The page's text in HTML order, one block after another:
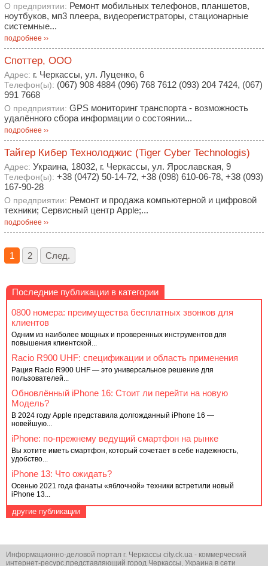
О предприятии: Ремонт мобильных телефонов, планшетов,
ноутбуков, мп3 плеера, видеорегистраторы, стационарные
системные...
подробнее ››
Споттер, ООО
Адрес: г. Черкассы, ул. Луценко, 6
Телефон(ы): (067) 908 4884 (096) 768 7612 (093) 204 7424, (067)
991 7668
О предприятии: GPS мониторинг транспорта - возможность
удалённого сбора информации о состоянии...
подробнее ››
Тайгер Кибер Технолоджис (Tiger Cyber Technologis)
Адрес: Украина, 18032, г. Черкассы, ул. Ярославская, 9
Телефон(ы): +38 (0472) 50-14-72, +38 (098) 610-06-78, +38 (093)
167-90-28
О предприятии: Ремонт и продажа компьютерной и цифровой
техники; Сервисный центр Apple;...
подробнее ››
1 2 След.
Последние публикации в категории
0800 номера: преимущества бесплатных звонков для
клиентов
Одним из наиболее мощных и проверенных инструментов для
повышения клиентской...
Racio R900 UHF: спецификации и область применения
Рация Racio R900 UHF — это универсальное решение для
пользователей...
Обновлённый iPhone 16: Стоит ли перейти на новую
Модель?
В 2024 году Apple представила долгожданный iPhone 16 —
новейшую...
iPhone: по-прежнему ведущий смартфон на рынке
Вы хотите иметь смартфон, который сочетает в себе надежность,
удобство...
iPhone 13: Что ожидать?
Осенью 2021 года фанаты «яблочной» техники встретили новый
iPhone 13...
другие публикации
Информационно-деловой портал г. Черкассы city.ck.ua - коммерческий
интернет-ресурс,представляющий город Черкассы, Украина в сети